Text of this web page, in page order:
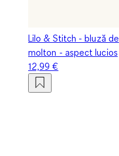
Lilo & Stitch - bluză de
molton - aspect lucios
12,99 €